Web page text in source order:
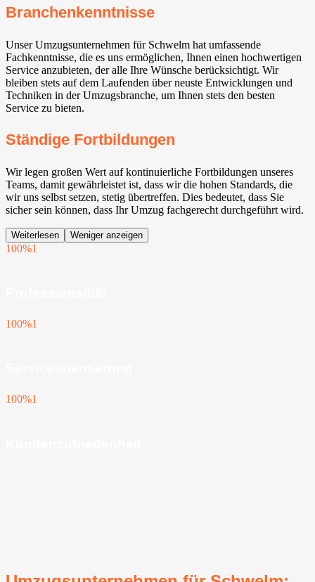
Branchenkenntnisse
Unser Umzugsunternehmen für Schwelm hat umfassende
Fachkenntnisse, die es uns ermöglichen, Ihnen einen hochwertigen
Service anzubieten, der alle Ihre Wünsche berücksichtigt. Wir
bleiben stets auf dem Laufenden über neuste Entwicklungen und
Techniken in der Umzugsbranche, um Ihnen stets den besten
Service zu bieten.
Ständige Fortbildungen
Wir legen großen Wert auf kontinuierliche Fortbildungen unseres
Teams, damit gewährleistet ist, dass wir die hohen Standards, die
wir uns selbst setzen, stetig übertreffen. Dies bedeutet, dass Sie
sicher sein können, dass Ihr Umzug fachgerecht durchgeführt wird.
Weiterlesen Weniger anzeigen
100%1
100%1
100%1